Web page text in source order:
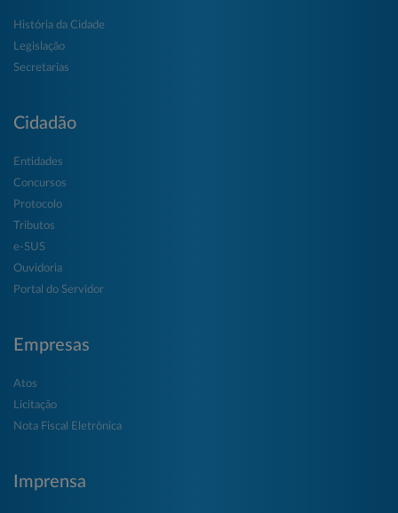
História da Cidade
Legislação
Secretarias
Cidadão
Entidades
Concursos
Protocolo
Tributos
e-SUS
Ouvidoria
Portal do Servidor
Empresas
Atos
Licitação
Nota Fiscal Eletrônica
Imprensa